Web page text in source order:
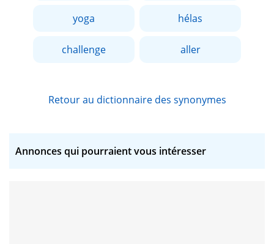
yoga hélas
challenge aller
Retour au dictionnaire des synonymes
Annonces qui pourraient vous intéresser